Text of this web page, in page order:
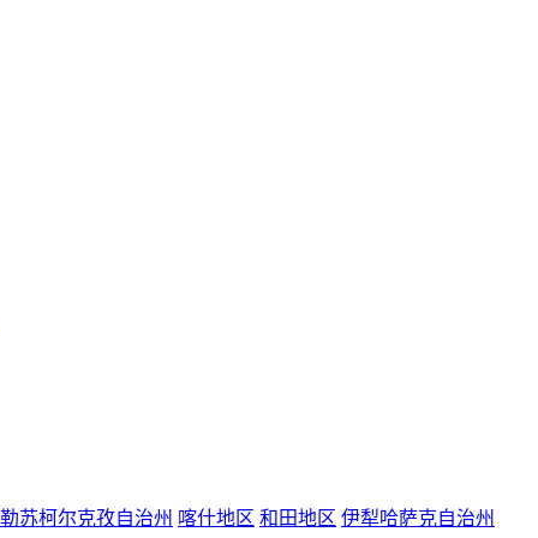
苏柯尔克孜自治州 喀什地区 和田地区 伊犁哈萨克自治州